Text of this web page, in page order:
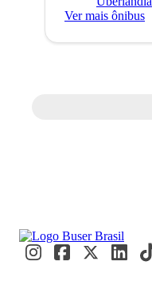
Ver mais ônibus